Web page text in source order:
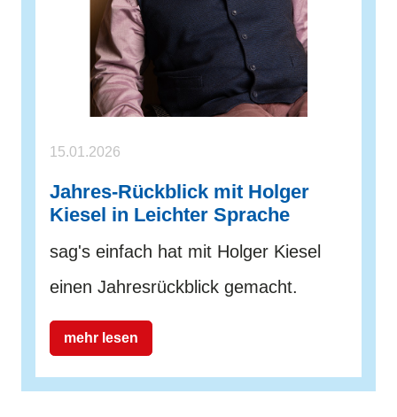
15.01.2026
Jahres-Rückblick mit Holger
Kiesel in Leichter Sprache
sag's einfach hat mit Holger Kiesel
einen Jahresrückblick gemacht.
mehr lesen